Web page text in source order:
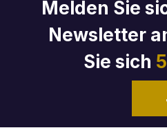
Melden Sie
Newsletter
Sie sich